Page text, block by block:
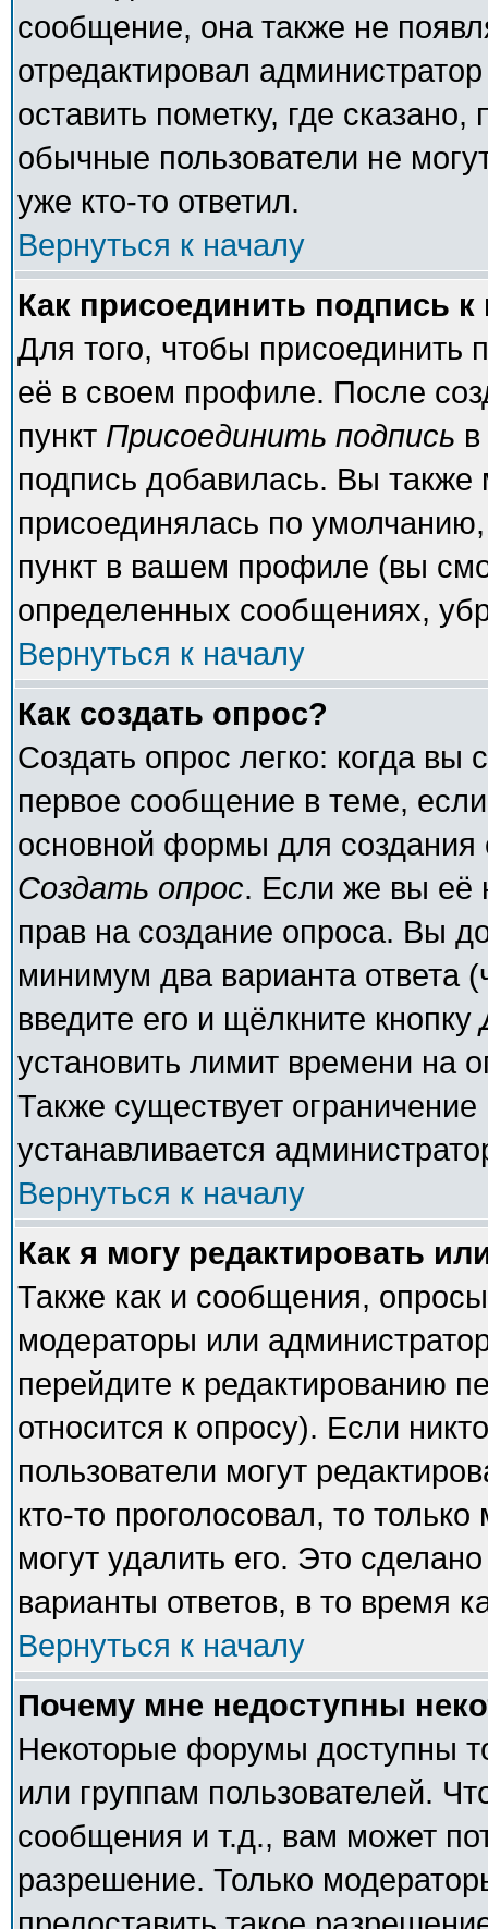
сообщение, она также не
отредактировал
оставить пометку, где
обычные пользователи не
уже кто-то ответил.
Вернуться к началу
Как присоединить подпись
Для того, чтобы присоединить
её в своем профиле. После
пункт Присоединить подпись
подпись добавилась. Вы
присоединялась по
пункт в вашем профиле (вы
определенных сообщениях,
Вернуться к началу
Как создать опрос?
Создать опрос легко: когда вы
первое сообщение в теме,
основной формы для
Создать опрос. Если же вы её
прав на создание опроса. Вы
минимум два варианта ответа
введите его и щёлкните кнопку
установить лимит времени на
Также существует
устанавливается
Вернуться к началу
Как я могу редактировать
Также как и сообщения,
модераторы или
перейдите к редактированию
относится к опросу). Если
пользователи могут
кто-то проголосовал, то
могут удалить его. Это
варианты ответов, в то время
Вернуться к началу
Почему мне недоступны
Некоторые форумы доступны
или группам пользователей.
сообщения и т.д., вам может
разрешение. Только